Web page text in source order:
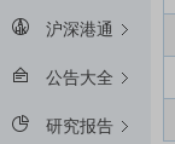
沪深港通
公告大全
研究报告